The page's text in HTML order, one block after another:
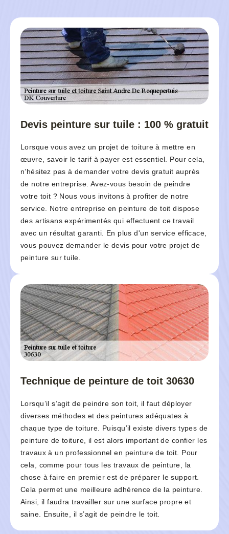
Devis peinture sur tuile : 100 % gratuit
Lorsque vous avez un projet de toiture à mettre en
œuvre, savoir le tarif à payer est essentiel. Pour cela,
n’hésitez pas à demander votre devis gratuit auprès
de notre entreprise. Avez-vous besoin de peindre
votre toit ? Nous vous invitons à profiter de notre
service. Notre entreprise en peinture de toit dispose
des artisans expérimentés qui effectuent ce travail
avec un résultat garanti. En plus d'un service efficace,
vous pouvez demander le devis pour votre projet de
peinture sur tuile.
Technique de peinture de toit 30630
Lorsqu’il s’agit de peindre son toit, il faut déployer
diverses méthodes et des peintures adéquates à
chaque type de toiture. Puisqu’il existe divers types de
peinture de toiture, il est alors important de confier les
travaux à un professionnel en peinture de toit. Pour
cela, comme pour tous les travaux de peinture, la
chose à faire en premier est de préparer le support.
Cela permet une meilleure adhérence de la peinture.
Ainsi, il faudra travailler sur une surface propre et
saine. Ensuite, il s’agit de peindre le toit.